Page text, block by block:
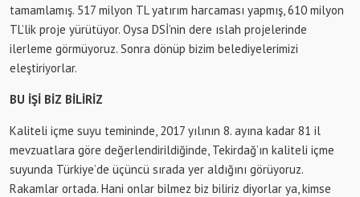
tamamlamış. 517 milyon TL yatırım harcaması yapmış, 610 milyon
TL’lik proje yürütüyor. Oysa DSİ’nin dere ıslah projelerinde
ilerleme görmüyoruz. Sonra dönüp bizim belediyelerimizi
eleştiriyorlar.
BU İŞİ BİZ BİLİRİZ
Kaliteli içme suyu temininde, 2017 yılının 8. ayına kadar 81 il
mevzuatlara göre değerlendirildiğinde, Tekirdağ’ın kaliteli içme
suyunda Türkiye’de üçüncü sırada yer aldığını görüyoruz.
Rakamlar ortada. Hani onlar bilmez biz biliriz diyorlar ya, kimse